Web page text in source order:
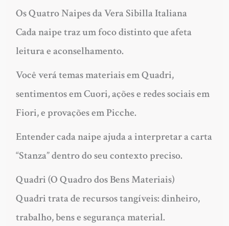
Os Quatro Naipes da Vera Sibilla Italiana
Cada naipe traz um foco distinto que afeta
leitura e aconselhamento.
Você verá temas materiais em Quadri,
sentimentos em Cuori, ações e redes sociais em
Fiori, e provações em Picche.
Entender cada naipe ajuda a interpretar a carta
“Stanza” dentro do seu contexto preciso.
Quadri (O Quadro dos Bens Materiais)
Quadri trata de recursos tangíveis: dinheiro,
trabalho, bens e segurança material.